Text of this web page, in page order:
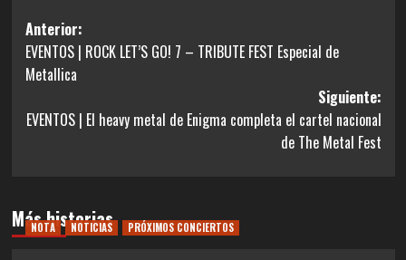
Navegación
de
entradas
Anterior:
EVENTOS | ROCK LET’S GO! 7 – TRIBUTE FEST Especial de
Metallica
Siguiente:
EVENTOS | El heavy metal de Enigma completa el cartel nacional
de The Metal Fest
Más historias
NOTA NOTICIAS PRÓXIMOS CONCIERTOS